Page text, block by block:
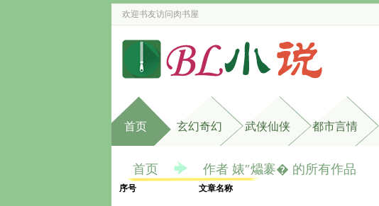
欢迎书友访问 肉书屋
首页 玄幻奇幻 武侠仙侠 都市言情
首页 作者 婊″爞褰� 的所有作品
序号 文章名称